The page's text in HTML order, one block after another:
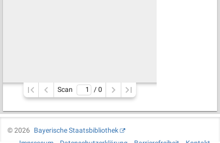
Scan / 0
©2026
Bayerische Staatsbibliothek